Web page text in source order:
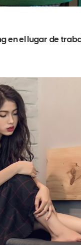
en el lugar de